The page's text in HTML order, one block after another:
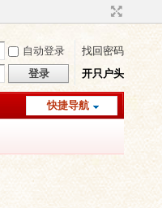
自动登录
找回密码
登录 开只户头
快捷导航